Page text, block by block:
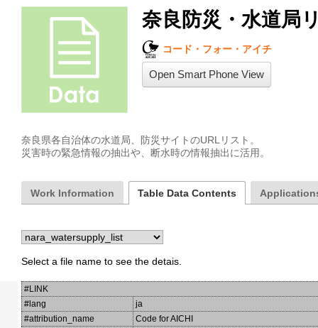
奈良防災・水道局
コード・フォー・アイチ
Open Smart Phone View
奈良県各自治体の水道局、防災サイトのURLリスト。
災害時の緊急情報の抽出や、断水時の情報抽出に活用。
Work Information Table Data Contents
Select a file name to see the detais.
#LINK
#lang
ja
#attribution_name
Code for AICHI